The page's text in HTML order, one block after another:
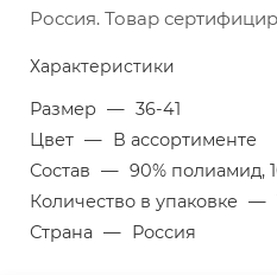
Россия. Товар
Характеристики
Размер — 36-41
Цвет — В ассортименте
Состав — 90% полиамид,
Количество в упаковке —
Страна — Россия